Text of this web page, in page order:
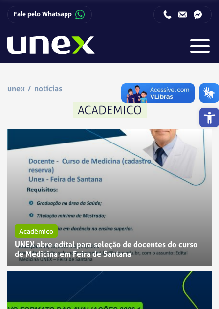
Barra
Fale pelo Whatsapp
unex notícias
ACADEMICO
Acadêmico
UNEX abre edital para seleção de docentes do curso
de Medicina em Feira de Santana